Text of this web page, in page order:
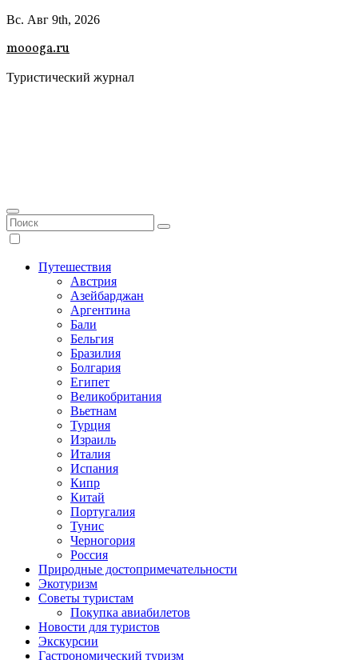
Вс. Авг 9th, 2026
moooga.ru
Туристический журнал
Путешествия
Австрия
Азейбарджан
Аргентина
Бали
Бельгия
Бразилия
Болгария
Египет
Великобритания
Вьетнам
Турция
Израиль
Италия
Испания
Кипр
Китай
Португалия
Тунис
Черногория
Россия
Природные достопримечательности
Экотуризм
Советы туристам
Покупка авиабилетов
Новости для туристов
Экскурсии
Гастрономический туризм